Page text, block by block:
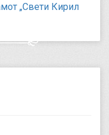
„Свети Кирил